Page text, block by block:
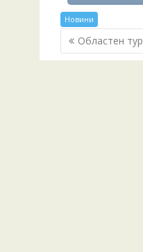
Новини
Post
navigation
Областен